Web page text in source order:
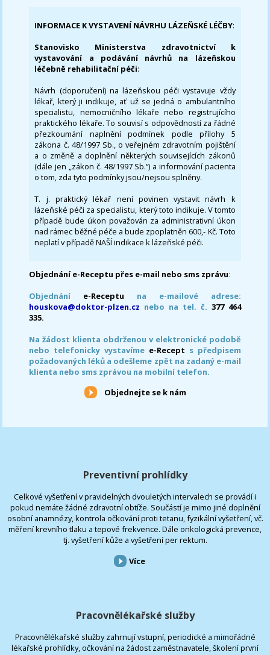
INFORMACE K VYSTAVENÍ NÁVRHU LÁZEŇSKÉ LÉČBY:
Stanovisko Ministerstva zdravotnictví k
vystavování a podávání návrhů na lázeňskou
léčebně rehabilitační péči:
Návrh (doporučení) na lázeňskou péči vystavuje vždy
lékař, který ji indikuje, ať už se jedná o ambulantního
specialistu, nemocničního lékaře nebo registrujícího
praktického lékaře. To souvisí s odpovědností za řádné
přezkoumání naplnění podmínek podle přílohy 5
zákona č. 48/1997 Sb., o veřejném zdravotním pojištění
a o změně a doplnění některých souvisejících zákonů
(dále jen „zákon č. 48/1997 Sb.“) a informování pacienta
o tom, zda tyto podmínky jsou/nejsou splněny.
T. j. praktický lékař není povinen vystavit návrh k
lázeňské péči za specialistu, který toto indikuje. V tomto
případě bude úkon považován za administrativní úkon
nad rámec běžné péče a bude zpoplatněn 600,- Kč. Toto
neplatí v případě NAŠÍ indikace k lázeňské péči.
Objednání e-Receptu přes e-mail nebo sms zprávu:
Objednání e-Receptu na e-mailové adrese:
houskova@doktor-plzen.cz nebo na tel. č. 377 464
335.
Na žádost klienta obdrženou v elektronické podobě
nebo telefonicky vystavíme e-Recept s předpisem
požadovaných léků a odešleme zpět na zadaný e-mail
klienta nebo sms zprávou na mobilní telefon.
Objednejte se k nám
Preventivní prohlídky
Celkové vyšetření v pravidelných dvouletých intervalech se provádí i
pokud nemáte žádné zdravotní obtíže. Součástí je mimo jiné doplnění
osobní anamnézy, kontrola očkování proti tetanu, fyzikální vyšetření, vč.
měření krevního tlaku a tepové frekvence. Dále onkologická prevence,
tj. vyšetření kůže a vyšetření per rektum.
Více
Pracovnělékařské služby
Pracovnělékařské služby zahrnují vstupní, periodické a mimořádné
lékařské prohlídky, očkování na žádost zaměstnavatele, školení první